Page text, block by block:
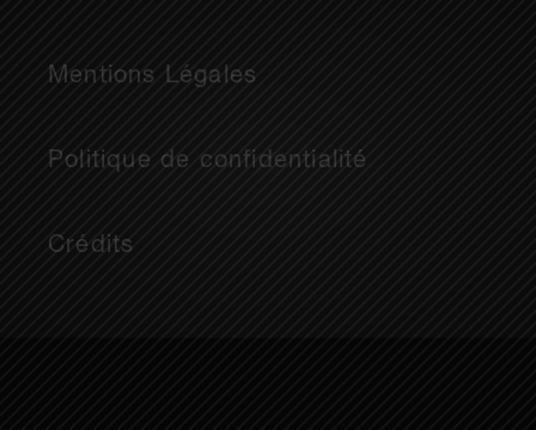
Mentions Légales
Politique de confidentialité
Crédits